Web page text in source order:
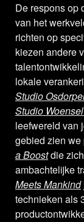
De respons op
van het
richten op
kiezen andere
lokale
Studio
Studio
leefwereld van
gebied zien
a Boostdie
ambachtelijke
Meets Mankind
technieken als